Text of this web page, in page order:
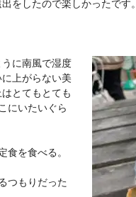
をしたので楽しかったです。
に南風で湿度
上がらない美
とてもとても
にいたいぐら
食を食べる。
つもりだった